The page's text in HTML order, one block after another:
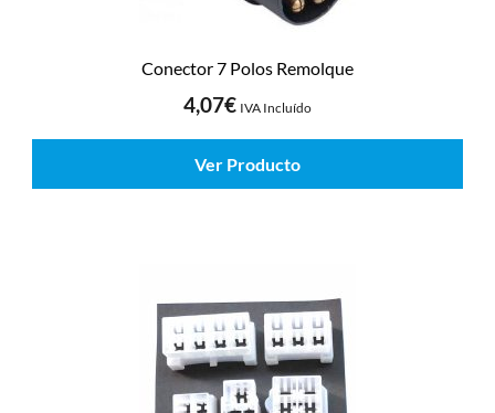
Conector 7 Polos Remolque
4,07€ IVA Incluído
Ver Producto